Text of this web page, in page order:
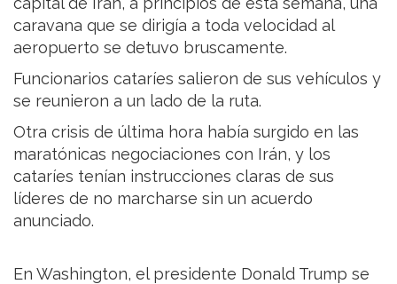
caravana que se dirigía a toda velocidad al
aeropuerto se detuvo bruscamente.
Funcionarios cataríes salieron de sus vehículos y
se reunieron a un lado de la ruta.
Otra crisis de última hora había surgido en las
maratónicas negociaciones con Irán, y los
cataríes tenían instrucciones claras de sus
líderes de no marcharse sin un acuerdo
anunciado.
En Washington, el presidente Donald Trump se